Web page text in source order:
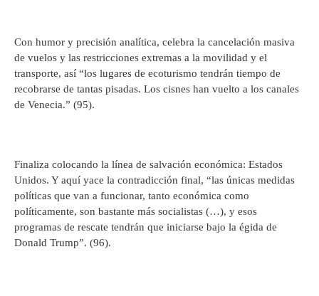
Con humor y precisión analítica, celebra la cancelación masiva
de vuelos y las restricciones extremas a la movilidad y el
transporte, así “los lugares de ecoturismo tendrán tiempo de
recobrarse de tantas pisadas. Los cisnes han vuelto a los canales
de Venecia.” (95).
Finaliza colocando la línea de salvación económica: Estados
Unidos. Y aquí yace la contradicción final, “las únicas medidas
políticas que van a funcionar, tanto económica como
políticamente, son bastante más socialistas (…), y esos
programas de rescate tendrán que iniciarse bajo la égida de
Donald Trump”. (96).